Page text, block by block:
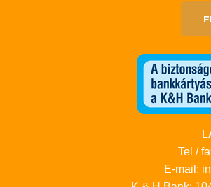
Tel /
E-mail: